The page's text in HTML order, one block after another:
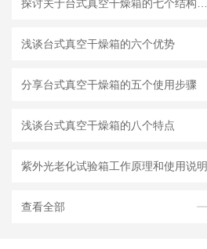
浅谈台式真空干燥箱的六个优势
分享台式真空干燥箱的五个使用步骤
浅谈台式真空干燥箱的八个特点
紫外光老化试验箱工作原理和使用说明
查看全部